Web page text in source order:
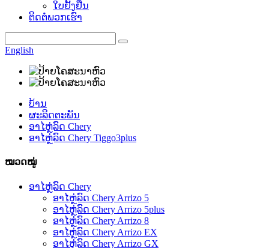
ໃບຢັ້ງຢືນ
ຕິດຕໍ່ພວກເຮົາ
English
ບ້ານ
ຜະລິດຕະພັນ
ອາໄຫຼ່ລົດ Chery
ອາໄຫຼ່ລົດ Chery Tiggo3plus
ໝວດໝູ່
ອາໄຫຼ່ລົດ Chery
ອາໄຫຼ່ລົດ Chery Arrizo 5
ອາໄຫຼ່ລົດ Chery Arrizo 5plus
ອາໄຫຼ່ລົດ Chery Arrizo 8
ອາໄຫຼ່ລົດ Chery Arrizo EX
ອາໄຫຼ່ລົດ Chery Arrizo GX